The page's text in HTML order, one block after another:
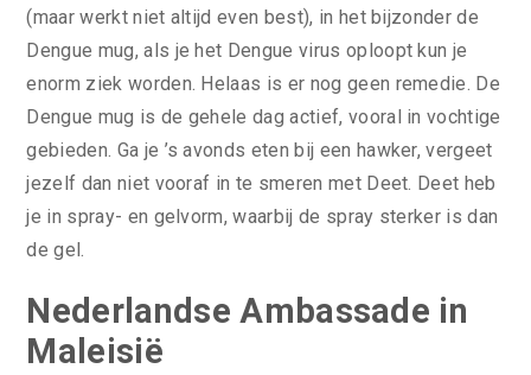
(maar werkt niet altijd even best), in het bijzonder de
Dengue mug, als je het Dengue virus oploopt kun je
enorm ziek worden. Helaas is er nog geen remedie. De
Dengue mug is de gehele dag actief, vooral in vochtige
gebieden. Ga je ’s avonds eten bij een hawker, vergeet
jezelf dan niet vooraf in te smeren met Deet. Deet heb
je in spray- en gelvorm, waarbij de spray sterker is dan
de gel.
Nederlandse Ambassade in
Maleisië